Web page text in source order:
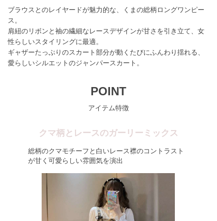
ブラウスとのレイヤードが魅力的な、くまの総柄ロングワンピー
ス。
肩紐のリボンと袖の繊細なレースデザインが甘さを引き立て、女
性らしいスタイリングに最適。
ギャザーたっぷりのスカート部分が動くたびにふんわり揺れる、
愛らしいシルエットのジャンパースカート。
POINT
アイテム特徴
クマ柄とレースのガーリーミックス
総柄のクマモチーフと白いレース襟のコントラスト
が甘く可愛らしい雰囲気を演出